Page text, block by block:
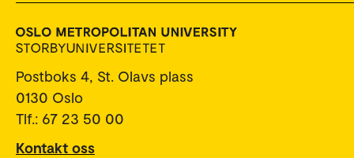
Postboks 4, St. Olavs plass
0130 Oslo
Tlf.: 67 23 50 00
Kontakt oss